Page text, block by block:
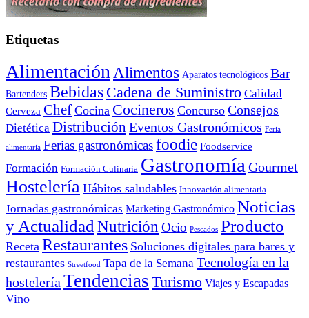
Etiquetas
Alimentación Alimentos Aparatos tecnológicos Bar
Bartenders Bebidas Cadena de Suministro Calidad
Cerveza Chef Cocina Cocineros Concurso Consejos
Dietética Distribución Eventos Gastronómicos Feria
alimentaria Ferias gastronómicasfoodie Foodservice
Formación Formación Culinaria Gastronomía Gourmet
Hostelería Hábitos saludables Innovación alimentaria
Jornadas gastronómicas Marketing Gastronómico Noticias
y Actualidad Nutrición Ocio Pescados Producto
Receta Restaurantes Soluciones digitales para bares y
restaurantes Streetfood Tapa de la Semana Tecnología en la
hostelería Tendencias Turismo Viajes y Escapadas
Vino